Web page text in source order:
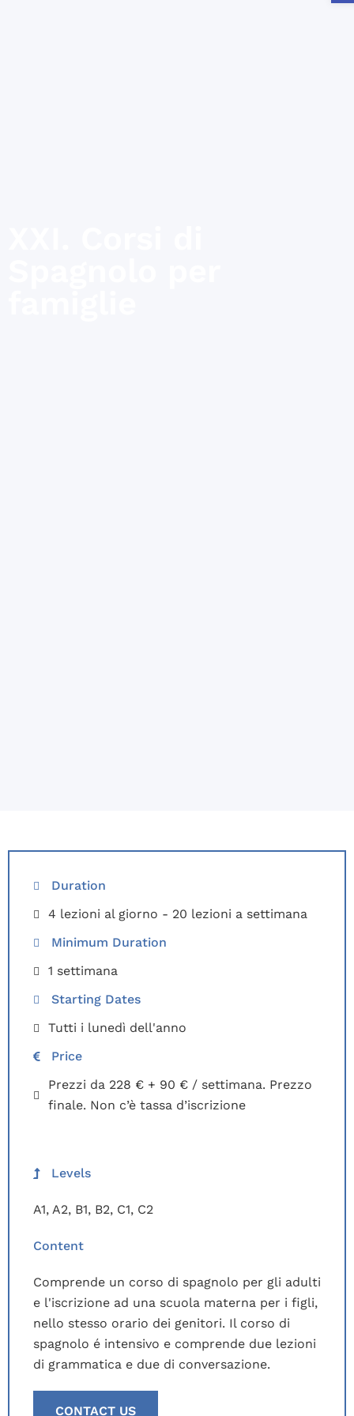
Duration
4 lezioni al giorno - 20 lezioni a settimana
Minimum Duration
1 settimana
Starting Dates
Tutti i lunedì dell'anno
Price
Prezzi da 228 € + 90 € / settimana. Prezzo
finale. Non c’è tassa d’iscrizione
Levels
A1, A2, B1, B2, C1, C2
Content
Comprende un corso di spagnolo per gli adulti
e l'iscrizione ad una scuola materna per i figli,
nello stesso orario dei genitori. Il corso di
spagnolo é intensivo e comprende due lezioni
di grammatica e due di conversazione.
CONTACT US